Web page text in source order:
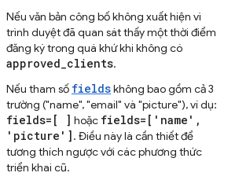
Nếu văn bản công bố không xuất hiện vì
trình duyệt đã quan sát thấy một thời điểm
đăng ký trong quá khứ khi không có
approved_clients.
Nếu tham số fieldskhông bao gồm cả 3
trường ("name", "email" và "picture"), ví dụ:
fields=[ ] hoặc fields=['name',
'picture']. Điều này là cần thiết để
tương thích ngược với các phương thức
triển khai cũ.